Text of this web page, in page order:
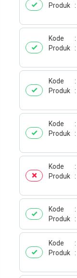
Produk
Kode
Produk
Kode
Produk
Kode
Produk
Kode
Produk
Kode
Produk
Kode
Produk